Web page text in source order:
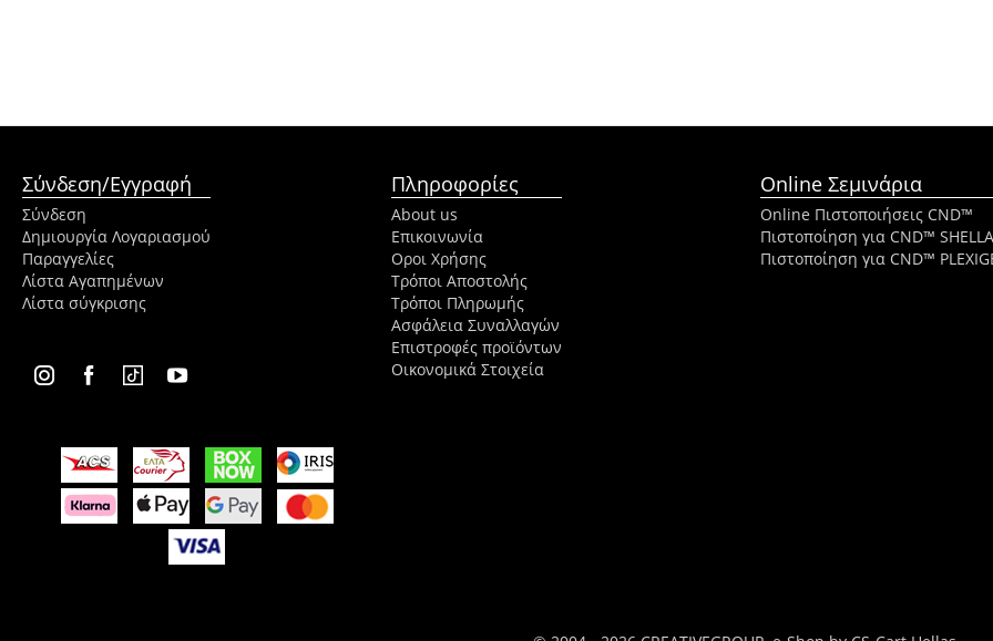
Σύνδεση/Εγγραφή
Σύνδεση
Δημιουργία Λογαριασμού
Παραγγελίες
Λίστα Αγαπημένων
Λίστα σύγκρισης
Πληροφορίες
About us
Επικοινωνία
Οροι Χρήσης
Τρόποι Αποστολής
Τρόποι Πληρωμής
Ασφάλεια Συναλλαγών
Επιστροφές προϊόντων
Οικονομικά Στοιχεία
Online Σεμινάρια
Online Πιστοποιήσεις CND™
Πιστοποίηση για CND™
Πιστοποίηση για CND™